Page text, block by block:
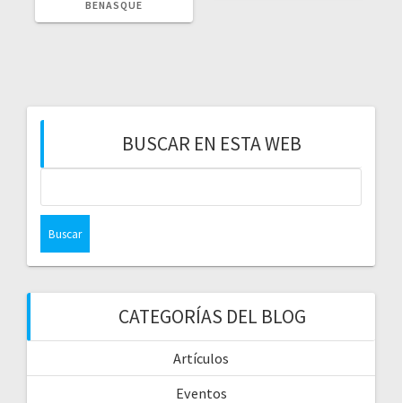
BENASQUE
BUSCAR EN ESTA WEB
CATEGORÍAS DEL BLOG
Artículos
Eventos